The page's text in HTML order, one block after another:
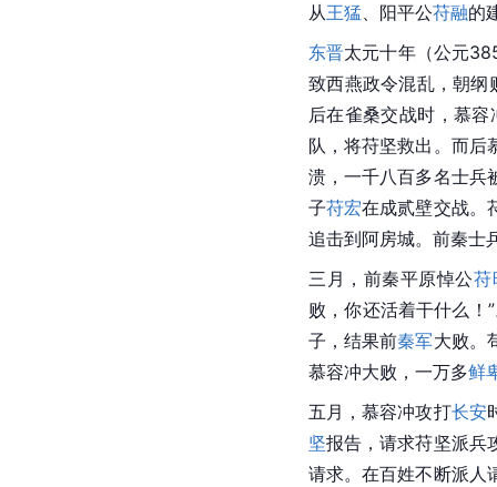
从王猛、阳平公苻融的
东晋太元十年（公元
致西燕政令混乱，朝纲
后在雀桑交战时，慕
队，将苻坚救出。而后
溃，一千八百多名士兵
子苻宏在成贰壁交战。
追击到阿房城。前秦士
三月，前秦平原悼公苻
败，你还活着干什么！
子，结果前秦军大败。
慕容冲大败，一万多鲜
五月，慕容冲攻打长安
坚报告，请求苻坚派兵
请求。在百姓不断派人